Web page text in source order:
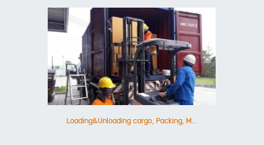
Loading&Unloading cargo, Packing, M...